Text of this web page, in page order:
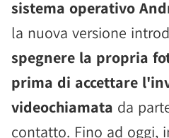
sistema operativo
la nuova versione
spegnere la propria
prima di accettare
videochiamata da
contatto. Fino ad oggi,